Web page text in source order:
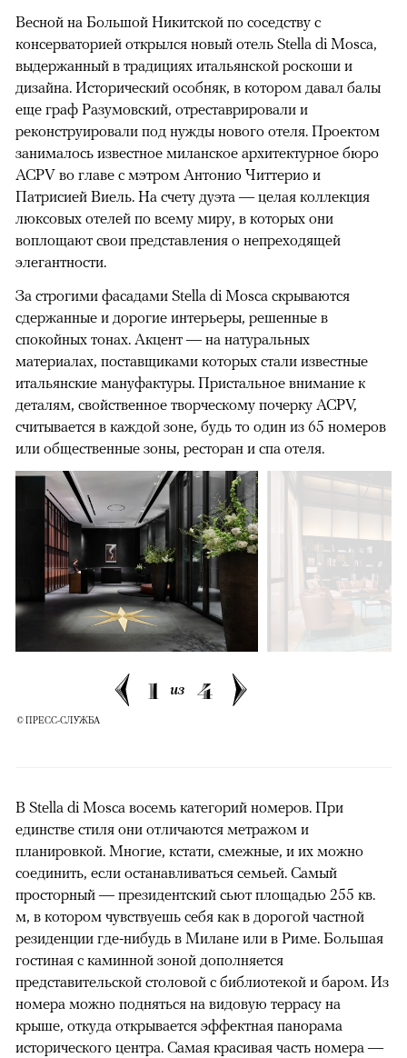
Весной на Большой Никитской по соседству с
консерваторией открылся новый отель Stella di Mosca,
выдержанный в традициях итальянской роскоши и
дизайна. Исторический особняк, в котором давал балы
еще граф Разумовский, отреставрировали и
реконструировали под нужды нового отеля. Проектом
занималось известное миланское архитектурное бюро
ACPV во главе с мэтром Антонио Читтерио и
Патрисией Виель. На счету дуэта — целая коллекция
люксовых отелей по всему миру, в которых они
воплощают свои представления о непреходящей
элегантности.
За строгими фасадами Stella di Mosca скрываются
сдержанные и дорогие интерьеры, решенные в
спокойных тонах. Акцент — на натуральных
материалах, поставщиками которых стали известные
итальянские мануфактуры. Пристальное внимание к
деталям, свойственное творческому почерку ACPV,
считывается в каждой зоне, будь то один из 65 номеров
или общественные зоны, ресторан и спа отеля.
1 из 4
© ПРЕСС-СЛУЖБА
00:00 / 00:00
В Stella di Mosca восемь категорий номеров. При
единстве стиля они отличаются метражом и
планировкой. Многие, кстати, смежные, и их можно
соединить, если останавливаться семьей. Самый
просторный — президентский сьют площадью 255 кв.
м, в котором чувствуешь себя как в дорогой частной
резиденции где-нибудь в Милане или в Риме. Большая
гостиная с каминной зоной дополняется
представительской столовой с библиотекой и баром. Из
номера можно подняться на видовую террасу на
крыше, откуда открывается эффектная панорама
исторического центра. Самая красивая часть номера —